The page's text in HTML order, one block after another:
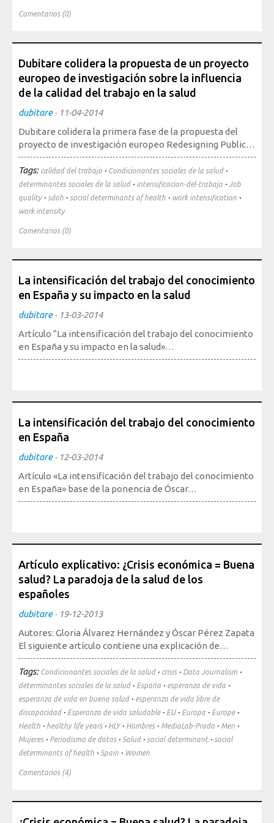
Mediateca
Comentarios (0)
Dubitare colidera la propuesta de un proyecto
europeo de investigación sobre la influencia
de la calidad del trabajo en la salud
dubitare· 11-04-2014
Dubitare colidera la primera fase de la propuesta del
proyecto de investigación europeo Redesigning Public…
Tags: calidad del trabajo · Condicionantes sociales de la salud·
determinantes sociales de la salud· intensificacion-del-trabajo · Job
quality· sdoh · social determinants of health · work intensification ·
work intensity
Comentarios (0)
La intensificación del trabajo del conocimiento
en España y su impacto en la salud
dubitare· 13-03-2014
Artículo “La intensificación del trabajo del conocimiento
en España y su impacto en la salud»…
La intensificación del trabajo del conocimiento
en España
dubitare· 12-03-2014
Artículo «La intensificación del trabajo del conocimiento
en España» base de la ponencia de Óscar…
Artículo explicativo: ¿Crisis económica = Buena
salud? La paradoja de la salud de los
españoles
dubitare· 19-12-2013
Autores: Gloria Álvarez Hernández y Óscar Pérez Zapata
El siguiente artículo contiene una explicación de…
Tags: Condicionantes sociales de la salud· crisis· Data Journalism ·
determinantes sociales de la salud· España · esperanza de vida ·
esperanza de vida en buena salud· esperanza de vida libre de
discapacidad· Esperanza de vida saludable· EU· Europa · Europe·
Health · healthy life years· HLY· Hombres· MediaLab-Prado · Men ·
Mujeres· Periodismo de datos· Salud· social determinant· social
determinants of health · Spain · Women
Comentarios (4)